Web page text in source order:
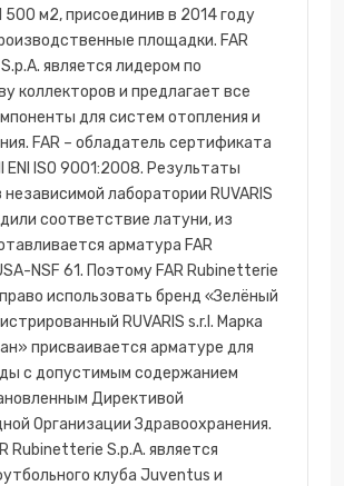
500 м2, присоединив в 2014 году
площадки. FAR
является лидером по
коллекторов и предлагает все
для систем отопления и
FAR – обладатель сертификата
ENI ISO 9001:2008. Результаты
лаборатории RUVARIS
соответствие латуни, из
арматура FAR
NSF 61. Поэтому FAR Rubinetterie
использовать бренд «Зелёный
RUVARIS s.r.l. Марка
присваивается арматуре для
с допустимым содержанием
Директивой
Организации Здравоохранения.
Rubinetterie S.p.A. является
клуба Juventus и